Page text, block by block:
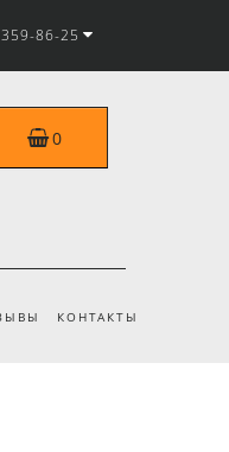
86-25
0
КОНТАКТЫ